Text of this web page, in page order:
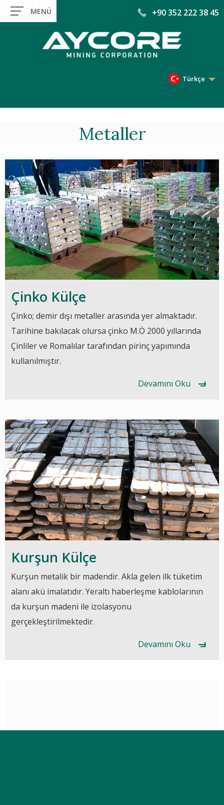
Türkçe
+90 352 222 38 45
Metaller
Çinko Külçe
Çinko; demir dışı metaller arasında yer almaktadır.
Tarihine bakılacak olursa çinko M.Ö 2000 yıllarında
Çinliler ve Romalılar tarafından pirinç yapımında
kullanılmıştır.
Devamını Oku
Kurşun Külçe
Kurşun metalik bir madendir. Akla gelen ilk tüketim
alanı akü imalatıdır. Yeraltı haberleşme kablolarının
da kurşun madeni ile izolasyonu
gerçekleştirilmektedir.
Devamını Oku